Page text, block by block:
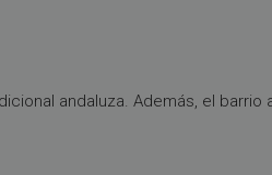
andaluza. Además, el barrio